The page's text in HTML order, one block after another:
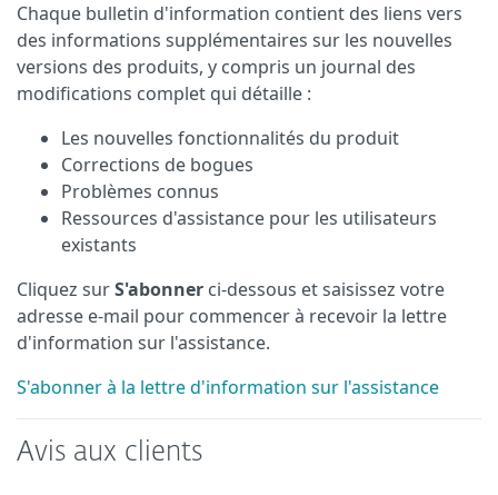
Chaque bulletin d'information contient des liens vers
des informations supplémentaires sur les nouvelles
versions des produits, y compris un journal des
modifications complet qui détaille :
Les nouvelles fonctionnalités du produit
Corrections de bogues
Problèmes connus
Ressources d'assistance pour les utilisateurs
existants
Cliquez surS'abonner ci-dessous et saisissez votre
adresse e-mail pour commencer à recevoir la lettre
d'information sur l'assistance.
S'abonner à la lettre d'information sur l'assistance
Avis aux clients